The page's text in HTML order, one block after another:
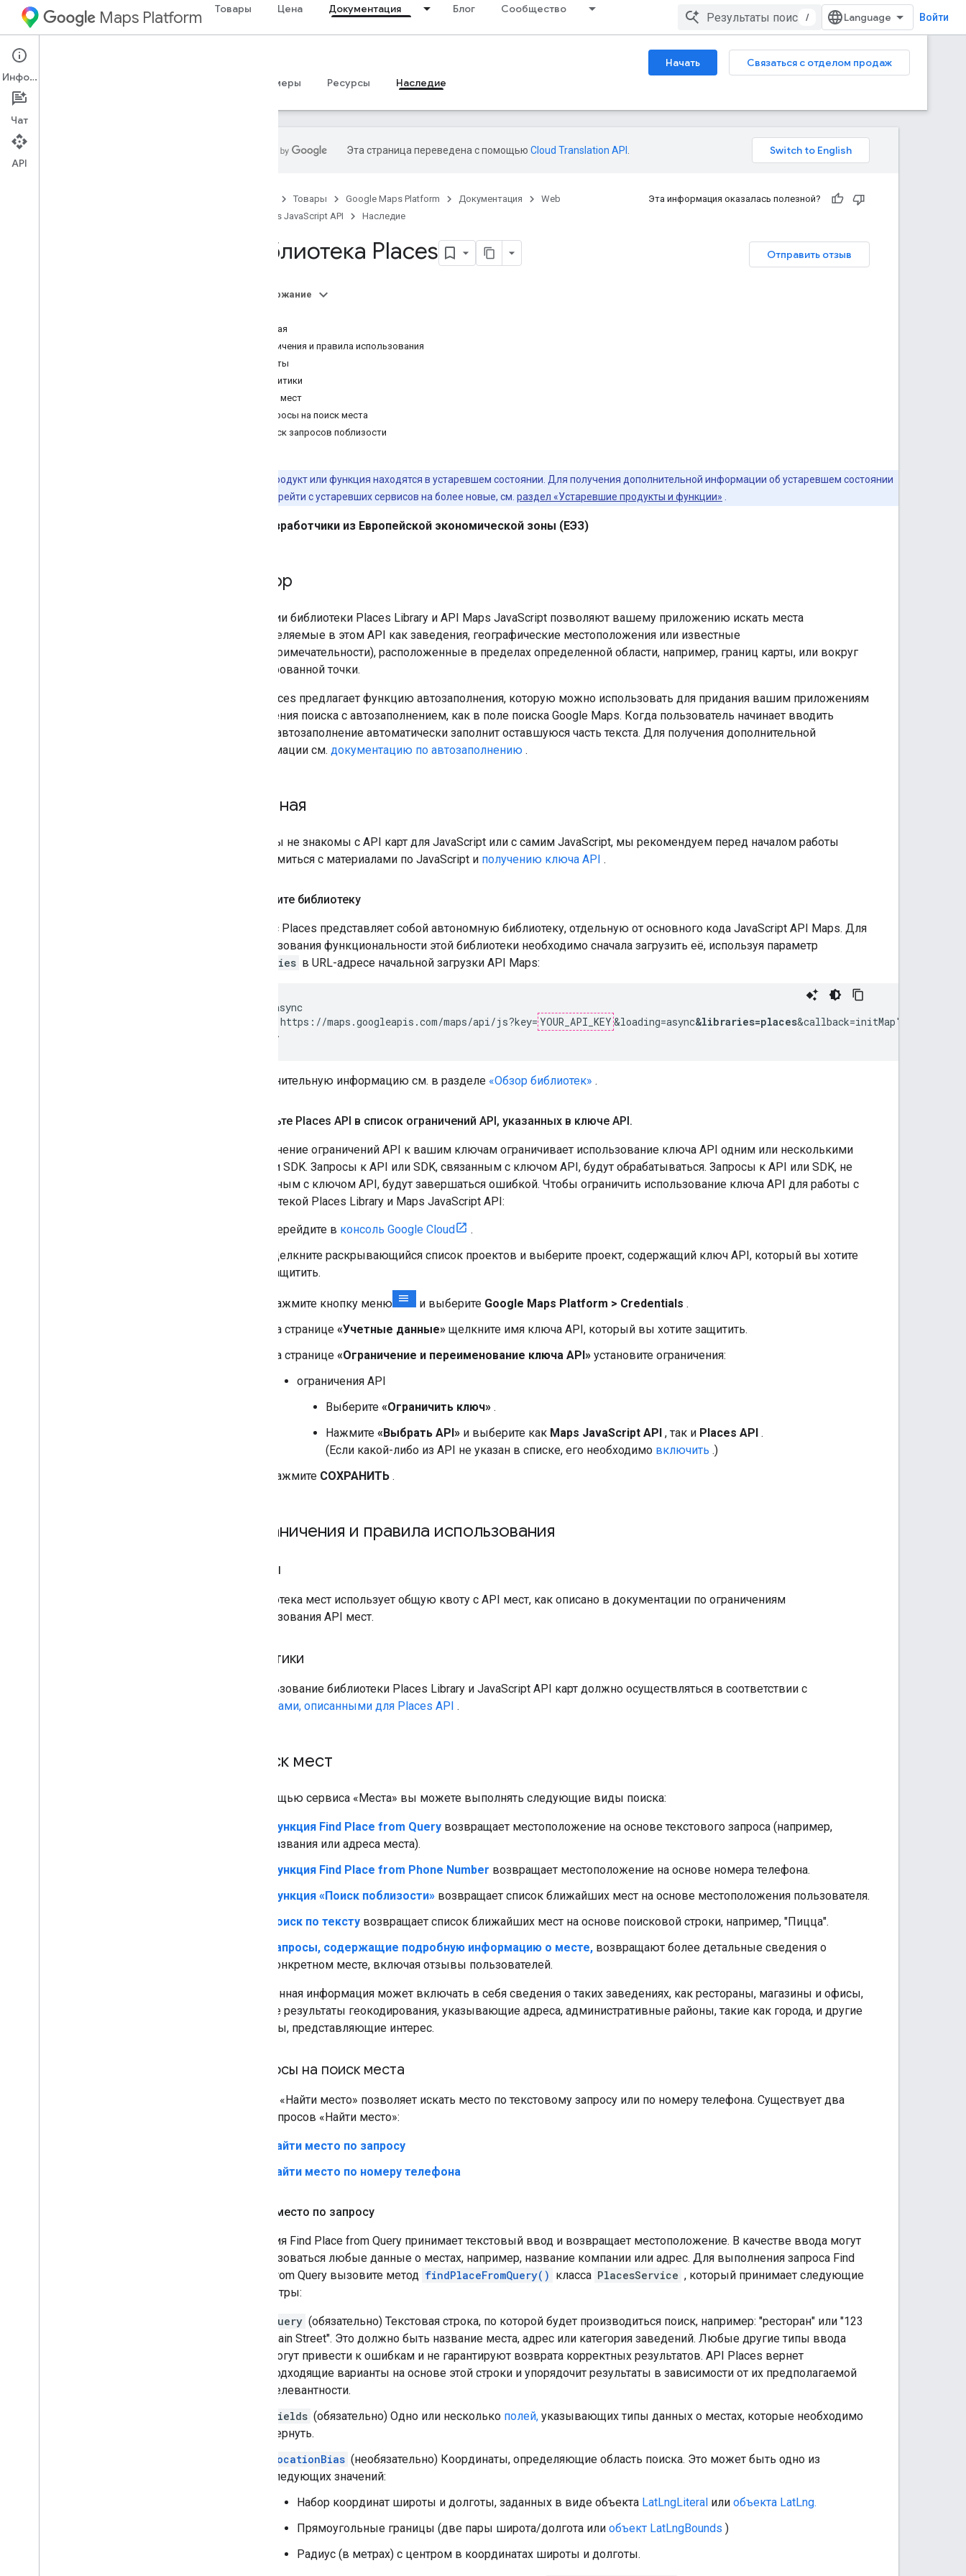
Maps Platform Товары Цена Документация Блог Сообщество
/ Войти
Web Начать
Связаться с отделом продаж
Руководства
Примеры Ресурсы Наследие
Эта страница переведена с помощью Cloud Translation API
Товары Google Maps Platform Документация
Web
Maps JavaScript API
Наследие
Эта информация оказалась полезной?
Отправить отзыв
Библиотека Places
Содержание
Начиная
Ограничения и правила использования
Квоты
Политики
Поиск мест
Запросы на поиск места
Поиск запросов поблизости
Данный продукт или функция находятся в устаревшем состоянии. Для получения дополнительной информации об устаревшем состоянии
и о том, как перейти с устаревших сервисов на более новые, см. раздел «Устаревшие продукты и функции»
Разработчики из Европейской экономической зоны (ЕЭЗ)
Обзор
Функции библиотеки Places Library и API Maps JavaScript позволяют вашему приложению искать места
(определяемые в этом API как заведения, географические местоположения или известные
достопримечательности), расположенные в пределах определенной области, например, границ карты, или вокруг
фиксированной точки.
API Places предлагает функцию автозаполнения, которую можно использовать для придания вашим приложениям
поведения поиска с автозаполнением, как в поле поиска Google Maps. Когда пользователь начинает вводить
адрес, автозаполнение автоматически заполнит оставшуюся часть текста. Для получения дополнительной
информации см. документацию по автозаполнению .
Начиная
Если вы не знакомы с API карт для JavaScript или с самим JavaScript, мы рекомендуем перед началом работы
ознакомиться с материалами по JavaScript и получению ключа API .
Загрузите библиотеку
Сервис Places представляет собой автономную библиотеку, отдельную от основного кода JavaScript API Maps. Для
использования функциональности этой библиотеки необходимо сначала загрузить её, используя параметр
libraries в URL-адресе начальной загрузки API Maps:
<script async
    src="https://maps.googleapis.com/maps/api/js?key=
YOUR_API_KEY &loading=async&libraries=places&callback=initMap">
</script>
Дополнительную информацию см. в разделе «Обзор библиотек» .
Добавьте Places API в список ограничений API, указанных в ключе API.
Применение ограничений API к вашим ключам ограничивает использование ключа API одним или несколькими
API или SDK. Запросы к API или SDK, связанным с ключом API, будут обрабатываться. Запросы к API или SDK, не
связанным с ключом API, будут завершаться ошибкой. Чтобы ограничить использование ключа API для работы с
библиотекой Places Library и Maps JavaScript API:
Перейдите в консоль Google Cloud
.
Щелкните раскрывающийся список проектов и выберите проект, содержащий ключ API, который вы хотите
защитить.
Нажмите кнопку меню и выберите Google Maps Platform > Credentials .
На странице «Учетные данные» щелкните имя ключа API, который вы хотите защитить.
На странице «Ограничение и переименование ключа API» установите ограничения:
ограничения API
Выберите «Ограничить ключ» .
Нажмите «Выбрать API» и выберите как Maps JavaScript API , так и Places API .
(Если какой-либо из API не указан в списке, его необходимо включить .)
Нажмите СОХРАНИТЬ .
Ограничения и правила использования
Квоты
Библиотека мест использует общую квоту с API мест, как описано в документации по ограничениям
использования API мест.
Политики
Использование библиотеки Places Library и JavaScript API карт должно осуществляться в соответствии с
правилами, описанными для Places API .
Поиск мест
С помощью сервиса «Места» вы можете выполнять следующие виды поиска:
Функция Find Place from Query возвращает местоположение на основе текстового запроса (например,
названия или адреса места).
Функция Find Place from Phone Number возвращает местоположение на основе номера телефона.
Функция «Поиск поблизости» возвращает список ближайших мест на основе местоположения пользователя.
Поиск по тексту возвращает список ближайших мест на основе поисковой строки, например, "Пицца".
Запросы, содержащие подробную информацию о месте, возвращают более детальные сведения о
конкретном месте, включая отзывы пользователей.
Полученная информация может включать в себя сведения о таких заведениях, как рестораны, магазины и офисы,
а также результаты геокодирования, указывающие адреса, административные районы, такие как города, и другие
объекты, представляющие интерес.
Запросы на поиск места
Запрос «Найти место» позволяет искать место по текстовому запросу или по номеру телефона. Существует два
типа запросов «Найти место»:
Найти место по запросу
Найти место по номеру телефона
Найти место по запросу
Функция Find Place from Query принимает текстовый ввод и возвращает местоположение. В качестве ввода могут
использоваться любые данные о местах, например, название компании или адрес. Для выполнения запроса Find
Place from Query вызовите метод findPlaceFromQuery() класса PlacesService , который принимает следующие
параметры:
query (обязательно) Текстовая строка, по которой будет производиться поиск, например: "ресторан" или "123
Main Street". Это должно быть название места, адрес или категория заведений. Любые другие типы ввода
могут привести к ошибкам и не гарантируют возврата корректных результатов. API Places вернет
подходящие варианты на основе этой строки и упорядочит результаты в зависимости от их предполагаемой
релевантности.
fields (обязательно) Одно или несколько полей, указывающих типы данных о местах, которые необходимо
вернуть.
locationBias (необязательно) Координаты, определяющие область поиска. Это может быть одно из
следующих значений:
Набор координат широты и долготы, заданных в виде объекта LatLngLiteral или объекта LatLng.
Прямоугольные границы (две пары широта/долгота или объект LatLngBounds )
Радиус (в метрах) с центром в координатах широты и долготы.
Информация
Чат
API